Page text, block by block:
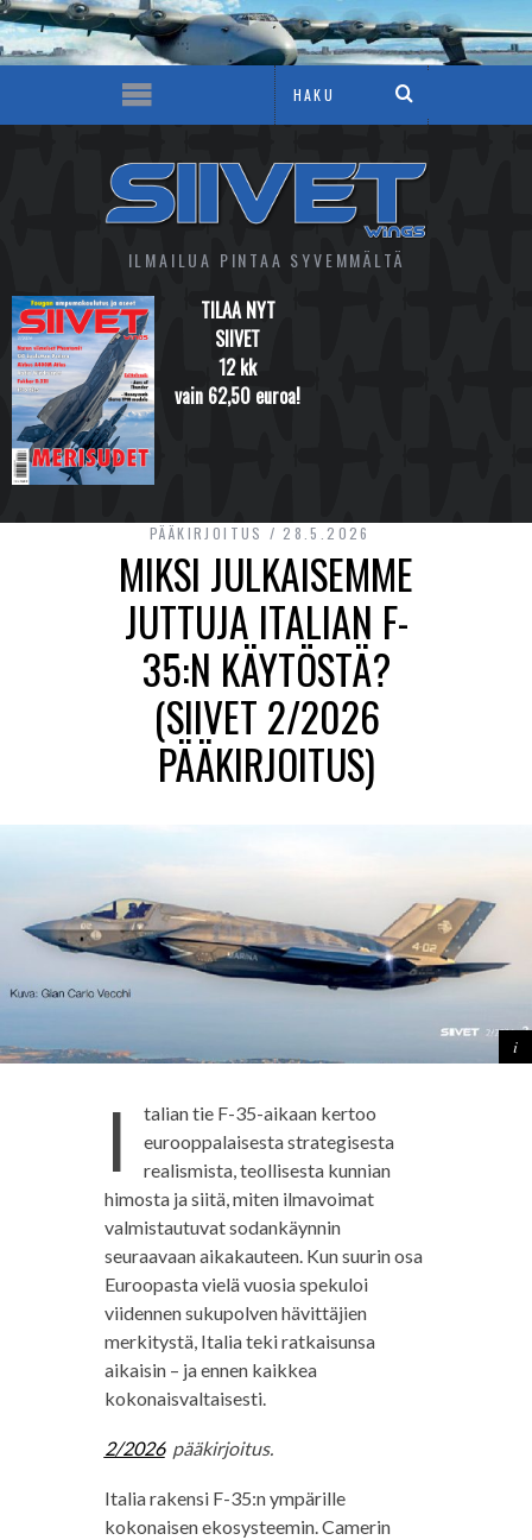
ILMAILUA PINTAA SYVEMMÄLTÄ
TILAA NYT
SIIVET
12 kk
vain 62,50 euroa!
PÄÄKIRJOITUS 28.5.2026
MIKSI JULKAISEMME
JUTTUJA ITALIAN F-
35:N KÄYTÖSTÄ?
(SIIVET 2/2026
PÄÄKIRJOITUS)
I
talian tie F-35-aikaan kertoo
eurooppalaisesta strategisesta
realismista, teollisesta kunnian
himosta ja siitä, miten ilmavoimat
valmistautuvat sodankäynnin
seuraavaan aikakauteen. Kun suurin osa
Euroopasta vielä vuosia spekuloi
viidennen sukupolven hävittäjien
merkitystä, Italia teki ratkaisunsa
aikaisin – ja ennen kaikkea
kokonaisvaltaisesti.
2/2026pääkirjoitus.
Italia rakensi F-35:n ympärille
kokonaisen ekosysteemin. Camerin